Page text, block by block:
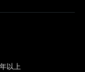
以上